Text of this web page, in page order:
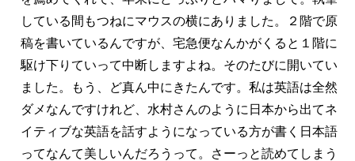
している間もつねにマウスの横にありました。２階で原
稿を書いているんですが、宅急便なんかがくると１階に
駆け下りていって中断しますよね。そのたびに開いてい
ました。もう、ど真ん中にきたんです。私は英語は全然
ダメなんですけれど、水村さんのように日本から出てネ
イティブな英語を話すようになっている方が書く日本語
ってなんて美しいんだろうって。さーっと読めてしまう